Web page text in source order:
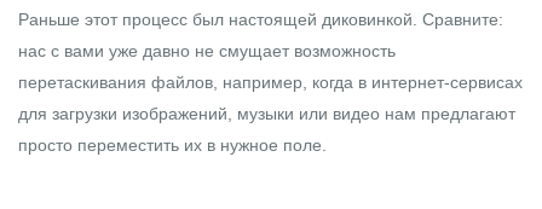
Раньше этот процесс был настоящей диковинкой. Сравните:
нас с вами уже давно не смущает возможность
перетаскивания файлов, например, когда в интернет-сервисах
для загрузки изображений, музыки или видео нам предлагают
просто переместить их в нужное поле.